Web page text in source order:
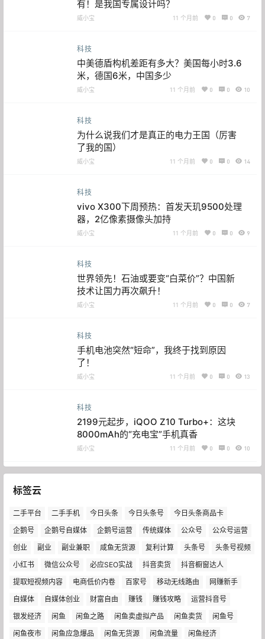
有！是我国专属设计吗？
威小宝 11 个月前 0 0 7
科技
中美德盾构机差距有多大？美国每小时3.6
米，德国6米，中国多少
威小宝 11 个月前 0 0 10
科技
为什么说我们才是真正的电力王国（厉害
了我的国）
威小宝 11 个月前 0 0 14
科技
vivo X300下周预热：首发天玑9500处理
器，2亿像素摄像头加持
威小宝 11 个月前 0 0 9
科技
世界领先！石油或要变“白菜价”？中国新
技术让国力再次飙升！
威小宝 11 个月前 0 0 7
科技
手机电池突然“短命”，我终于找到原因
了！
威小宝 11 个月前 0 0 13
科技
2199元起步，iQOO Z10 Turbo+：这块
8000mAh的“充电宝”手机真香
威小宝 11 个月前 0 0 10
标签云
二手平台 二手手机 今日头条 今日头条号
今日头条商品卡
企鹅号
企鹅号自媒体 企鹅号运营 传统媒体 公众号
公众号运营
创业
副业 副业兼职 咸鱼无货源 复利计算 头条号
头条号视频
小红书
微信公众号 必应SEO实战 抖音卖货
抖音橱窗达人
提取短视频内容
电商低价内卷 百家号 移动无线路由
网赚新手
自媒体
自媒体创业 财富自由 赚钱 赚钱攻略
运营抖音号
银发经济
闲鱼 闲鱼之路 闲鱼卖虚拟产品 闲鱼卖货
闲鱼号
闲鱼夜市
闲鱼应急爆品 闲鱼无货源 闲鱼流量 闲鱼经济